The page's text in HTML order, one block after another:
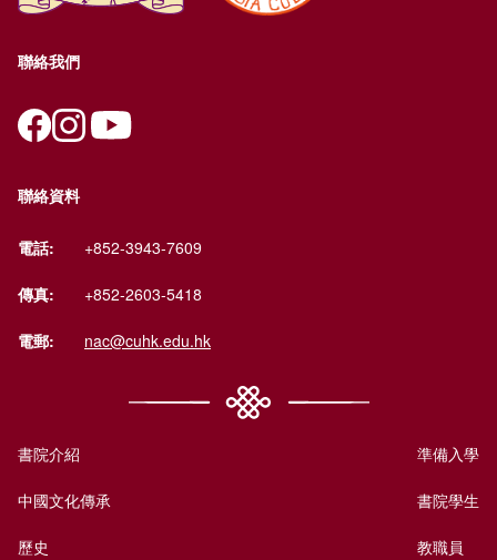
聯絡我們
聯絡資料
電話: +852-3943-7609
傳真: +852-2603-5418
電郵: nac@cuhk.edu.hk
書院介紹
中國文化傳承
歷史
準備入學
書院學生
教職員